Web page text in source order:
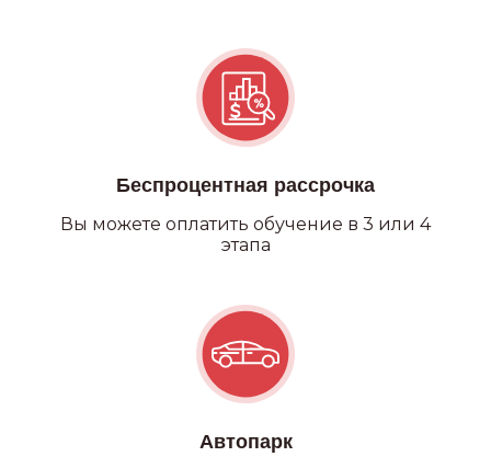
Беспроцентная рассрочка
Вы можете оплатить обучение в 3 или 4
этапа
Автопарк